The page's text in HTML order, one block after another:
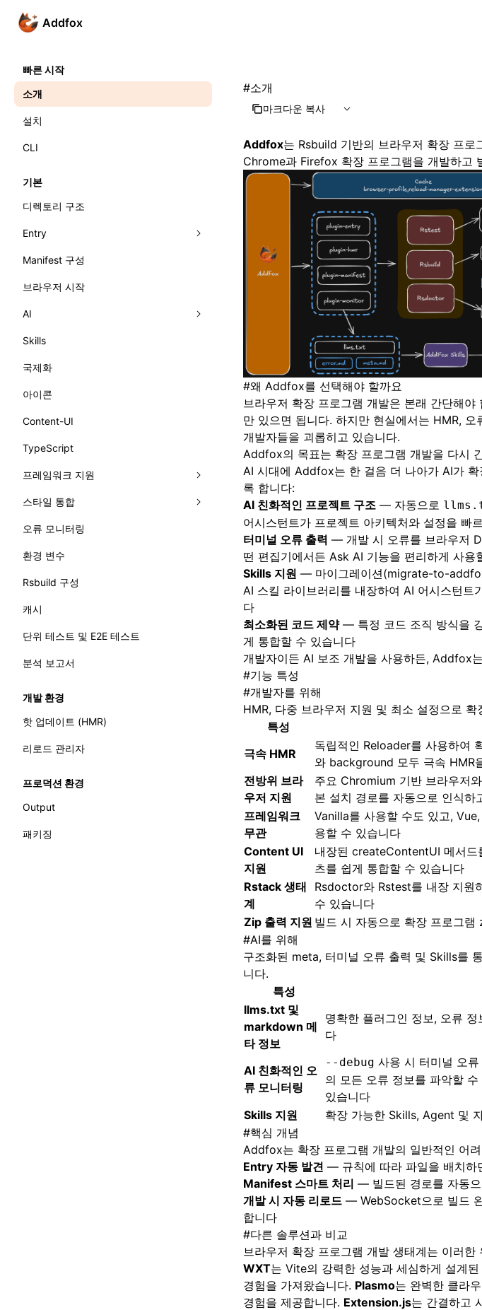
Addfox
빠른 시작
소개
설치
CLI
기본
디렉토리 구조
Entry
Entry 개념
파일 기반 Entry
Manifest 구성
브라우저 시작
AI
llms.txt
error.md
meta.md
Skills
국제화
아이콘
Content-UI
TypeScript
프레임워크 지원
Vue
React
Preact
Svelte
Solid
스타일 통합
Tailwind CSS
UnoCSS
Less
Sass
오류 모니터링
환경 변수
Rsbuild 구성
캐시
단위 테스트 및 E2E 테스트
분석 보고서
개발 환경
핫 업데이트 (HMR)
리로드 관리자
프로덕션 환경
Output
패키징
#소개
마크다운 복사
Addfox는 Rsbuild 기반의 브라우저 확장 프로
Chrome과 Firefox 확장 프로그램을 개발하고
#왜 Addfox를 선택해야 할까요
브라우저 확장 프로그램 개발은 본래 간단해
만 있으면 됩니다. 하지만 현실에서는 HMR,
개발자들을 괴롭히고 있습니다.
Addfox의 목표는 확장 프로그램 개발을 다시
AI 시대에 Addfox는 한 걸음 더 나아가 AI가
록 합니다:
AI 친화적인 프로젝트 구조 — 자동으로
어시스턴트가 프로젝트 아키텍처와 설정을 빠
터미널 오류 출력 — 개발 시 오류를 브라우저
떤 편집기에서든 Ask AI 기능을 편리하게 사용
Skills 지원 — 마이그레이션(migrate-to-
AI 스킬 라이브러리를 내장하여 AI 어시스턴
다
최소화된 코드 제약— 특정 코드 조직 방식을
게 통합할 수 있습니다
개발자이든 AI 보조 개발을 사용하든, Addfox
#기능 특성
#개발자를 위해
HMR, 다중 브라우저 지원 및 최소 설정으로
특성
극속 HMR
독립적인 Reloader를 사용하여
와 background 모두 극속 HMR
전방위 브라
우저 지원
주요 Chromium 기반 브라우저
본 설치 경로를 자동으로 인식하
프레임워크
무관
Vanilla를 사용할 수도 있고,
용할 수 있습니다
Content UI
지원
내장된 createContentUI 메서
츠를 쉽게 통합할 수 있습니다
Rstack 생태
계
Rsdoctor와 Rstest를 내장 지원
수 있습니다
Zip 출력 지원 빌드 시 자동으로 확장 프로그
#AI를 위해
구조화된 meta, 터미널 오류 출력 및 Skills를
니다.
특성
llms.txt 및
markdown 메
타 정보
명확한 플러그인 정보, 오류
다
AI 친화적인 오
류 모니터링
--debug 사용 시 터미널 오
의 모든 오류 정보를 파악할
있습니다
Skills 지원
확장 가능한 Skills, Agent 및
#핵심 개념
Addfox는 확장 프로그램 개발의 일반적인 어
Entry 자동 발견 — 규칙에 따라 파일을 배치하
Manifest 스마트 처리 — 빌드된 경로를 자동
개발 시 자동 리로드 — WebSocket으로 빌드
합니다
#다른 솔루션과 비교
브라우저 확장 프로그램 개발 생태계는 이러
WXT는 Vite의 강력한 성능과 세심하게 설계
경험을 가져왔습니다. Plasmo는 완벽한 클라
경험을 제공합니다. Extension.js는 간결하고